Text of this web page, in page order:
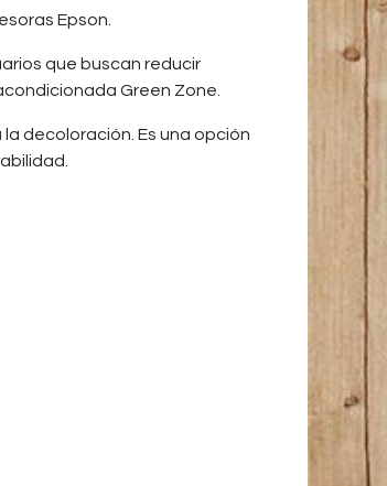
Epson.
que buscan reducir
Green Zone.
decoloración. Es una opción